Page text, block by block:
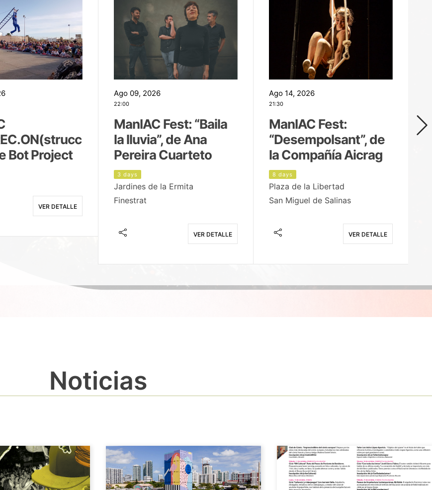
Bot Project
VER DETALLE
Ago 09, 2026
22:00
ManIAC Fest: “Baila
la lluvia”, de Ana
Pereira Cuarteto
3 days
Jardines de la Ermita
Finestrat
VER DETALLE
Ago 14, 2026
21:30
ManIAC Fest:
“Desempolsant”, de
la Compañía Aicrag
8 days
Plaza de la Libertad
San Miguel de Salinas
VER DETALLE
Noticias